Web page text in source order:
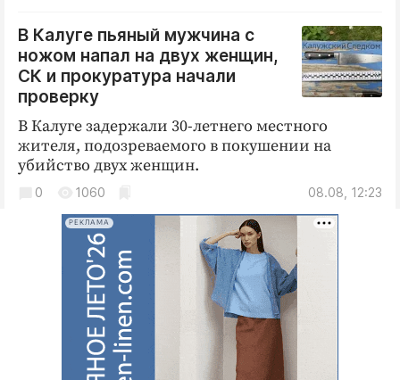
В Калуге пьяный мужчина с
ножом напал на двух женщин,
СК и прокуратура начали
проверку
В Калуге задержали 30-летнего местного
жителя, подозреваемого в покушении на
убийство двух женщин.
08.08, 12:23
0 1060
РЕКЛАМА